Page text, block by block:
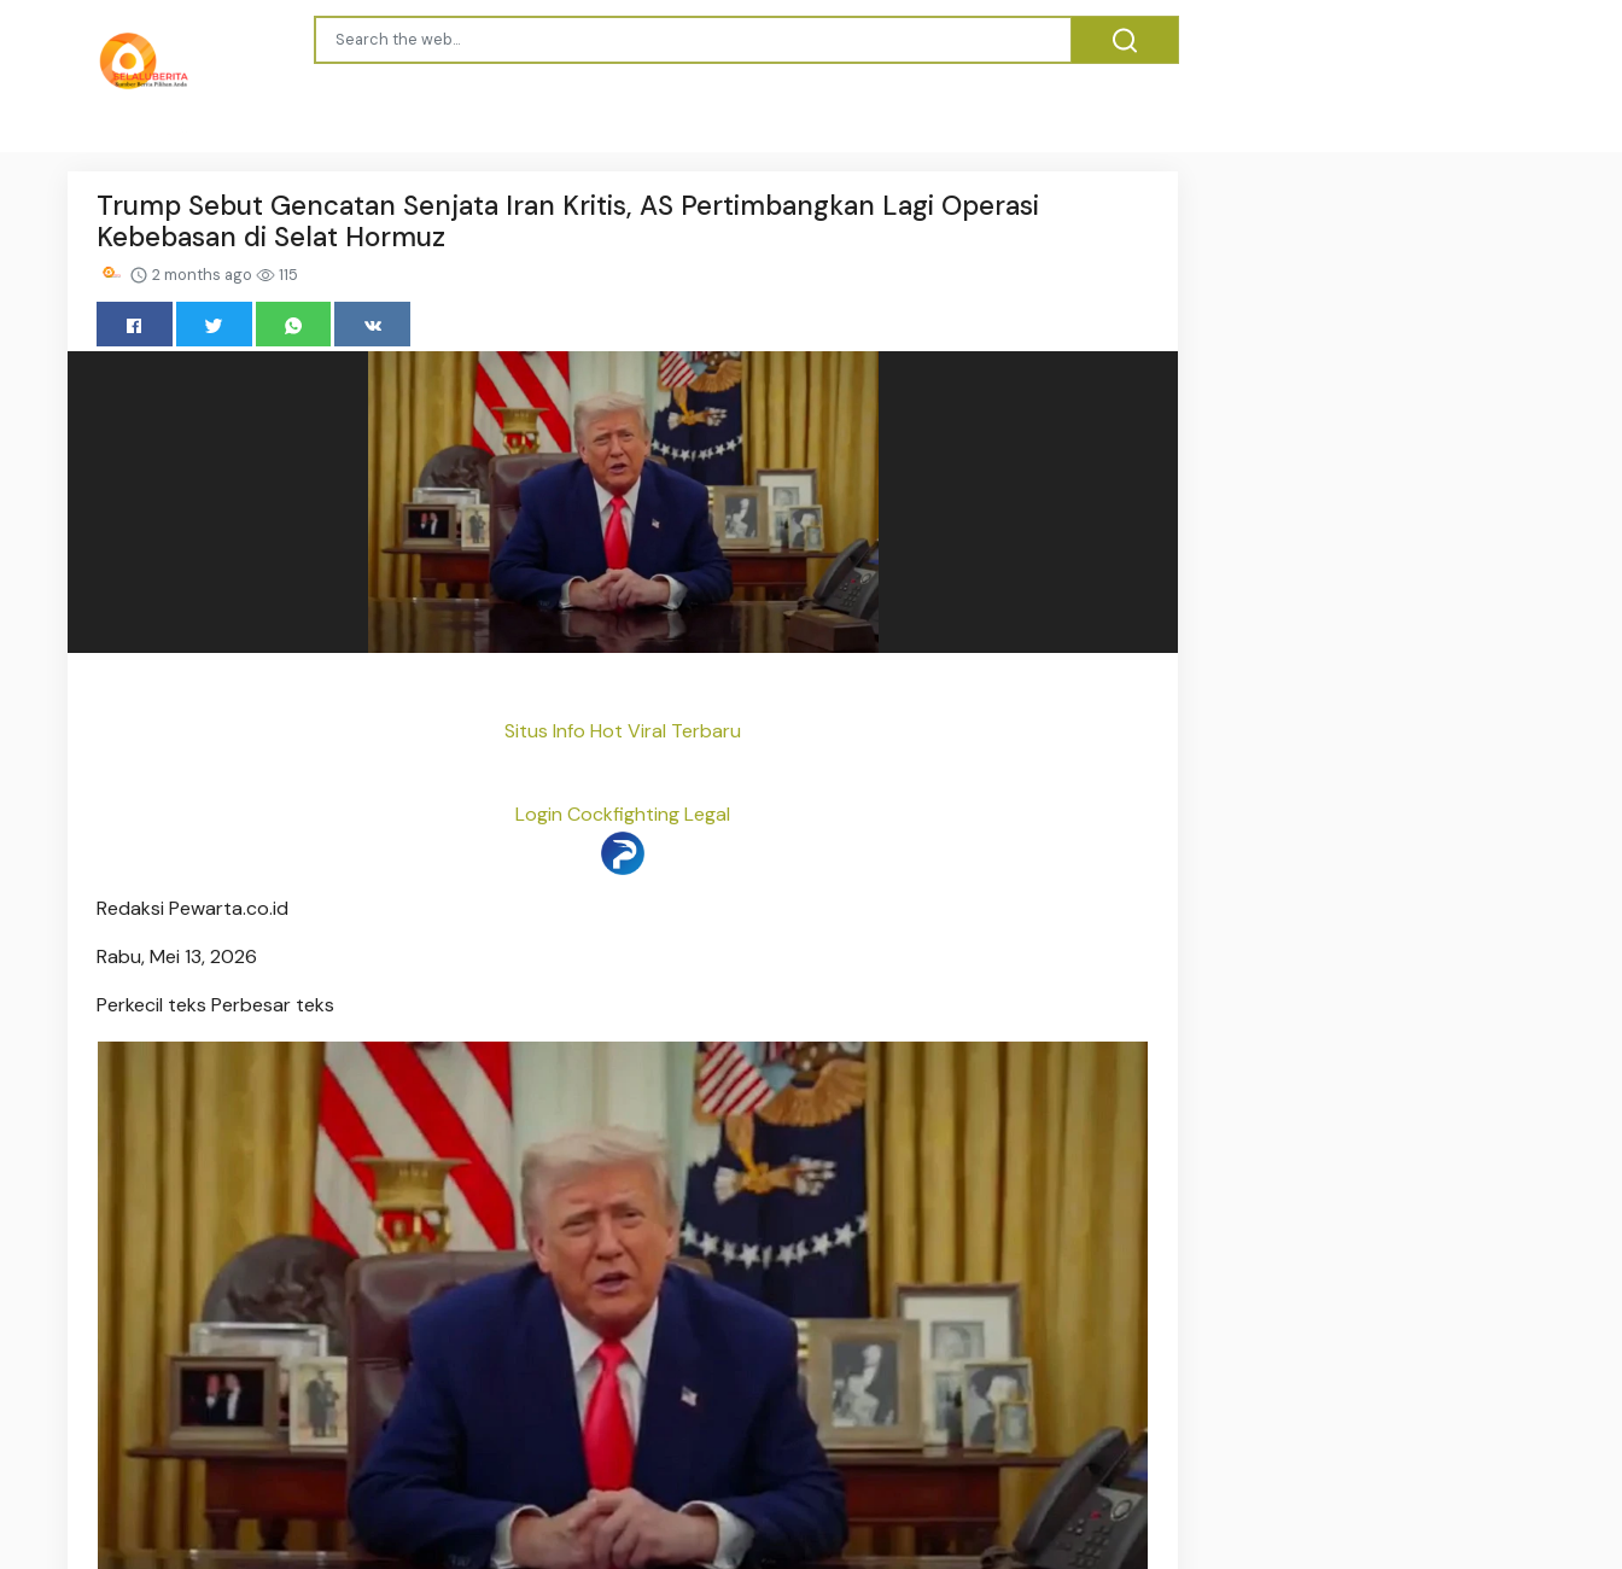
Trump Sebut Gencatan Senjata Iran Kritis, AS Pertimbangkan Lagi Operasi
Kebebasan di Selat Hormuz
2 months ago 115
Situs Info Hot Viral Terbaru
Login Cockfighting Legal
Redaksi Pewarta.co.id
Rabu, Mei 13, 2026
Perkecil teks Perbesar teks